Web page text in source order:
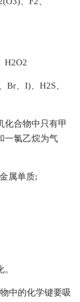
H2O2
、I)、H2S、
合物中只有甲
一氯乙烷为气
属单质;
中的化学键要吸